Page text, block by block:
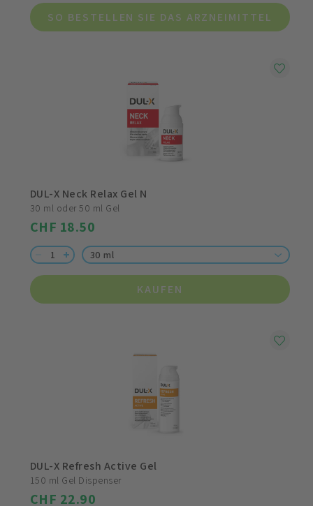
SO BESTELLEN SIE DAS ARZNEIMITTEL
DUL-X Neck Relax Gel N
30 ml oder 50 ml Gel
CHF 18.50
30 ml
KAUFEN
DUL-X Refresh Active Gel
150 ml Gel Dispenser
CHF 22.90